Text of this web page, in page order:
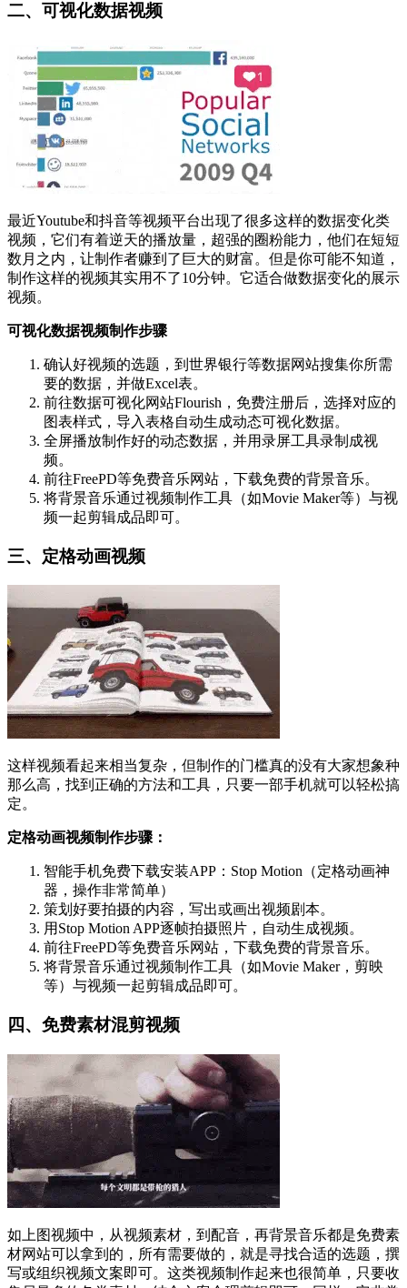
二、可视化数据视频
最近Youtube和抖音等视频平台出现了很多这样的数据变化类
视频，它们有着逆天的播放量，超强的圈粉能力，他们在短短
数月之内，让制作者赚到了巨大的财富。但是你可能不知道，
制作这样的视频其实用不了10分钟。它适合做数据变化的展示
视频。
可视化数据视频制作步骤
确认好视频的选题，到世界银行等数据网站搜集你所需
要的数据，并做Excel表。
前往数据可视化网站Flourish，免费注册后，选择对应的
图表样式，导入表格自动生成动态可视化数据。
全屏播放制作好的动态数据，并用录屏工具录制成视
频。
前往FreePD等免费音乐网站，下载免费的背景音乐。
将背景音乐通过视频制作工具（如Movie Maker等）与视
频一起剪辑成品即可。
三、定格动画视频
这样视频看起来相当复杂，但制作的门槛真的没有大家想象种
那么高，找到正确的方法和工具，只要一部手机就可以轻松搞
定。
定格动画视频制作步骤：
智能手机免费下载安装APP：Stop Motion（定格动画神
器，操作非常简单）
策划好要拍摄的内容，写出或画出视频剧本。
用Stop Motion APP逐帧拍摄照片，自动生成视频。
前往FreePD等免费音乐网站，下载免费的背景音乐。
将背景音乐通过视频制作工具（如Movie Maker，剪映
等）与视频一起剪辑成品即可。
四、免费素材混剪视频
如上图视频中，从视频素材，到配音，再背景音乐都是免费素
材网站可以拿到的，所有需要做的，就是寻找合适的选题，撰
写或组织视频文案即可。这类视频制作起来也很简单，只要收